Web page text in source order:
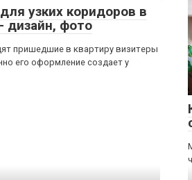
узких коридоров в
дизайн, фото
пришедшие в квартиру визитеры
его оформление создает у